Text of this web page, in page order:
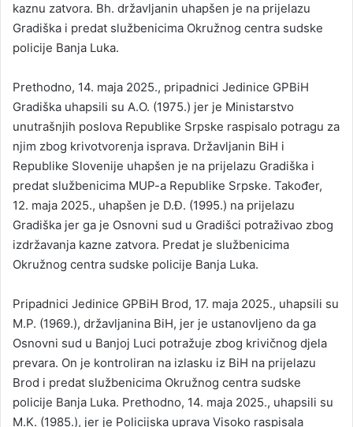
kaznu zatvora. Bh. državljanin uhapšen je na prijelazu
Gradiška i predat službenicima Okružnog centra sudske
policije Banja Luka.
Prethodno, 14. maja 2025., pripadnici Jedinice GPBiH
Gradiška uhapsili su A.O. (1975.) jer je Ministarstvo
unutrašnjih poslova Republike Srpske raspisalo potragu za
njim zbog krivotvorenja isprava. Državljanin BiH i
Republike Slovenije uhapšen je na prijelazu Gradiška i
predat službenicima MUP-a Republike Srpske. Također,
12. maja 2025., uhapšen je D.Đ. (1995.) na prijelazu
Gradiška jer ga je Osnovni sud u Gradišci potraživao zbog
izdržavanja kazne zatvora. Predat je službenicima
Okružnog centra sudske policije Banja Luka.
Pripadnici Jedinice GPBiH Brod, 17. maja 2025., uhapsili su
M.P. (1969.), državljanina BiH, jer je ustanovljeno da ga
Osnovni sud u Banjoj Luci potražuje zbog krivičnog djela
prevara. On je kontroliran na izlasku iz BiH na prijelazu
Brod i predat službenicima Okružnog centra sudske
policije Banja Luka. Prethodno, 14. maja 2025., uhapsili su
M.K. (1985.), jer je Policijska uprava Visoko raspisala